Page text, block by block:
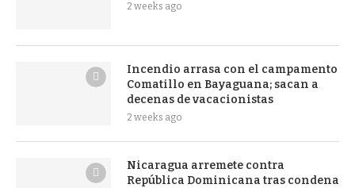
2 weeks ago
Incendio arrasa con el campamento
Comatillo en Bayaguana; sacan a
decenas de vacacionistas
2 weeks ago
Nicaragua arremete contra
República Dominicana tras condena